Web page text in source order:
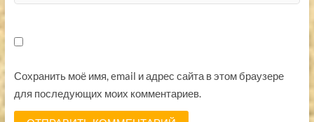
Сохранить моё имя, email и адрес сайта в этом браузере
для последующих моих комментариев.